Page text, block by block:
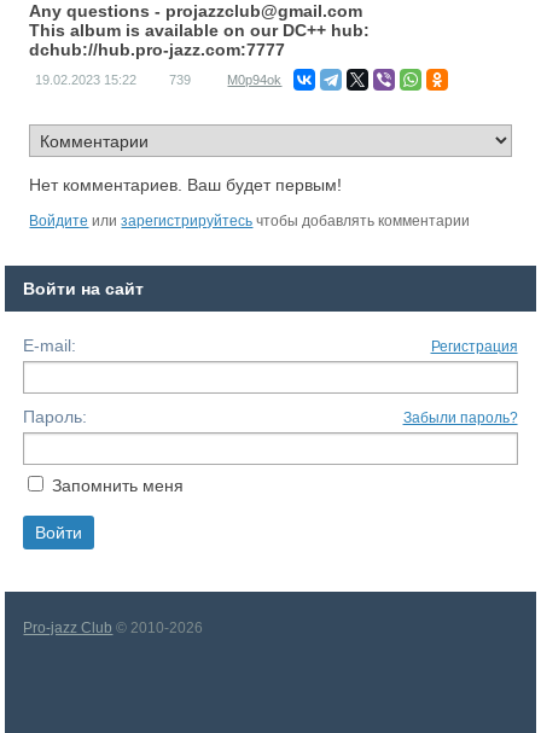
Any questions - projazzclub@gmail.com
This album is available on our DC++ hub:
dchub://hub.pro-jazz.com:7777
19.02.2023 15:22 739 M0p94ok
Нет комментариев. Ваш будет первым!
Войдите илизарегистрируйтесь чтобы добавлять комментарии
Войти на сайт
E-mail: Регистрация
Пароль: Забыли пароль?
Запомнить меня
Pro-jazz Club © 2010-2026